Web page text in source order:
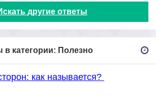
другие ответы
категории: Полезно
как называется?